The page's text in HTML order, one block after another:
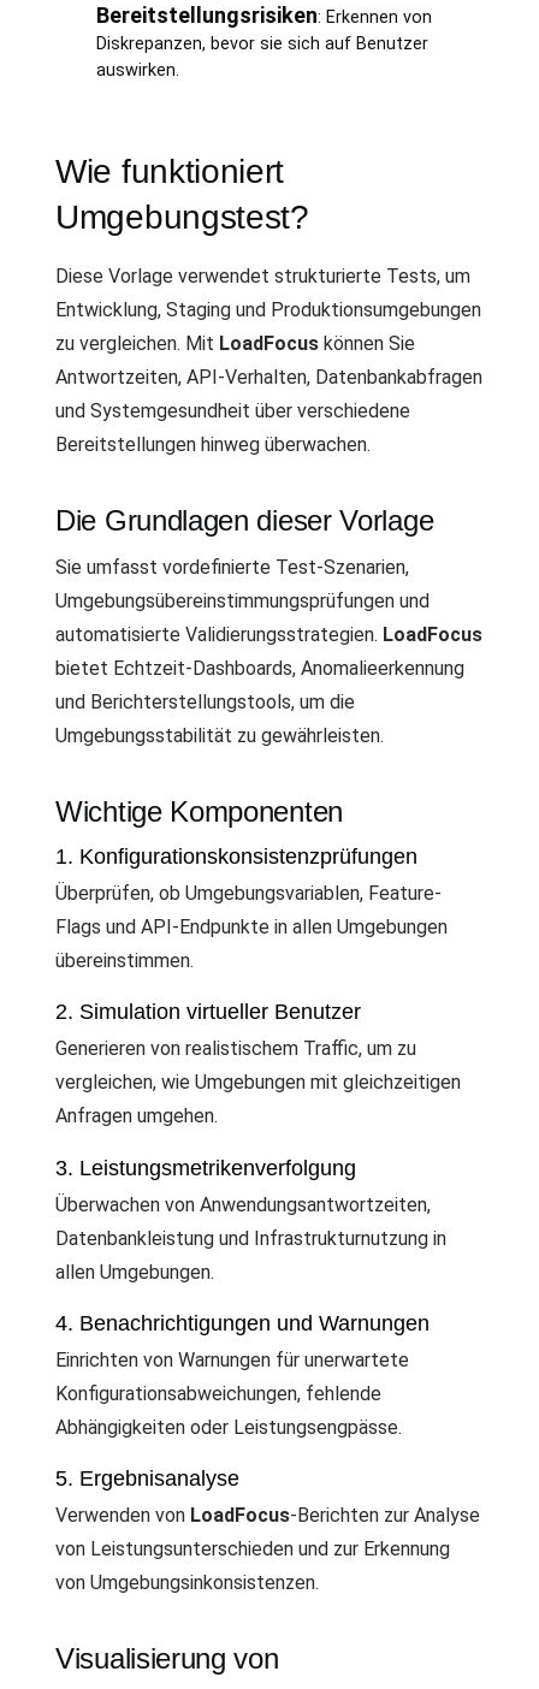
Bereitstellungsrisiken: Erkennen von
Diskrepanzen, bevor sie sich auf Benutzer
auswirken.
Wie funktioniert
Umgebungstest?
Diese Vorlage verwendet strukturierte Tests, um
Entwicklung, Staging und Produktionsumgebungen
zu vergleichen. Mit LoadFocus können Sie
Antwortzeiten, API-Verhalten, Datenbankabfragen
und Systemgesundheit über verschiedene
Bereitstellungen hinweg überwachen.
Die Grundlagen dieser Vorlage
Sie umfasst vordefinierte Test-Szenarien,
Umgebungsübereinstimmungsprüfungen und
automatisierte Validierungsstrategien. LoadFocus
bietet Echtzeit-Dashboards, Anomalieerkennung
und Berichterstellungstools, um die
Umgebungsstabilität zu gewährleisten.
Wichtige Komponenten
1. Konfigurationskonsistenzprüfungen
Überprüfen, ob Umgebungsvariablen, Feature-
Flags und API-Endpunkte in allen Umgebungen
übereinstimmen.
2. Simulation virtueller Benutzer
Generieren von realistischem Traffic, um zu
vergleichen, wie Umgebungen mit gleichzeitigen
Anfragen umgehen.
3. Leistungsmetrikenverfolgung
Überwachen von Anwendungsantwortzeiten,
Datenbankleistung und Infrastrukturnutzung in
allen Umgebungen.
4. Benachrichtigungen und Warnungen
Einrichten von Warnungen für unerwartete
Konfigurationsabweichungen, fehlende
Abhängigkeiten oder Leistungsengpässe.
5. Ergebnisanalyse
Verwenden von LoadFocus-Berichten zur Analyse
von Leistungsunterschieden und zur Erkennung
von Umgebungsinkonsistenzen.
Visualisierung von